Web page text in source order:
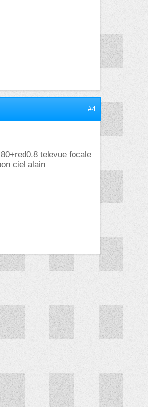
#4
televue focale
ciel alain